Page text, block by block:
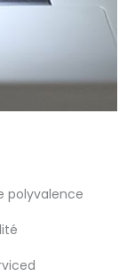
polyvalence